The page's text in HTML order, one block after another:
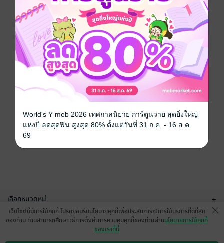
เลือกหมวดหมู่ +
บริการช่วยเหลือ
เว็บไซต์นี้มีการใช้คุกกี้ โปรดยอมรับนโยบายคุกกี้เพื่อประสบการณ์การใช้บริการที่ดีที่สุด
ของท่าน ท่านสามารถศึกษาวิธีการตั้งค่าการควบคุมคุกกี้ของท่านผ่านนโยบายการใช้คุกกี้
ของเราที่นี่
World's Y meb 2026 เทศกาลนิยาย การ์ตูนวาย สุดยิ่งใหญ่
แห่งปี ลดสุดฟิน สูงสุด 80% ตั้งแต่วันที่ 31 ก.ค. - 16 ส.ค.
69